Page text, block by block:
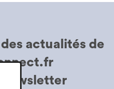
actualités de
Newsletter